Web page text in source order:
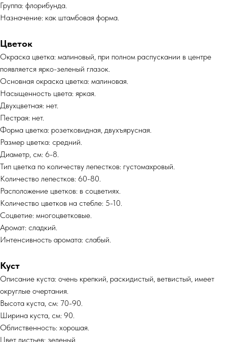
Группа: флорибунда.
Назначение: как штамбовая форма.
Цветок
Окраска цветка: малиновый, при полном распускании в центре
появляется ярко-зеленый глазок.
Основная окраска цветка: малиновая.
Насыщенность цвета: яркая.
Двухцветная: нет.
Пестрая: нет.
Форма цветка: розетковидная, двухъярусная.
Размер цветка: средний.
Диаметр, см: 6-8.
Тип цветка по количеству лепестков: густомахровый.
Количество лепестков: 60-80.
Расположение цветков: в соцветиях.
Количество цветков на стебле: 5-10.
Соцветие: многоцветковые.
Аромат: сладкий.
Интенсивность аромата: слабый.
Куст
Описание куста: очень крепкий, раскидистый, ветвистый, имеет
округлые очертания.
Высота куста, см: 70-90.
Ширина куста, см: 90.
Облиственность: хорошая.
Цвет листьев: зеленый.